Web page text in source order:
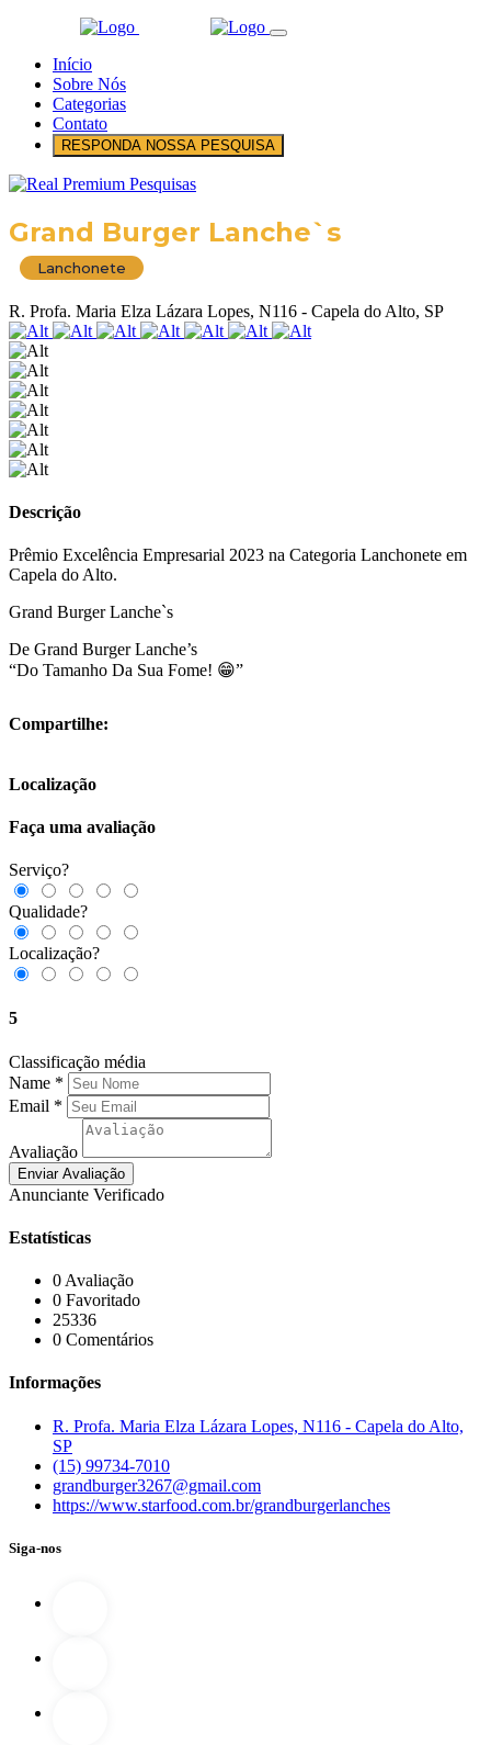
Início
Sobre Nós
Categorias
Contato
RESPONDA NOSSA PESQUISA
Grand Burger Lanche`s
Lanchonete
R. Profa. Maria Elza Lázara Lopes, N116 - Capela do Alto, SP
Descrição
Prêmio Excelência Empresarial 2023 na Categoria Lanchonete em
Capela do Alto.
Grand Burger Lanche`s
De Grand Burger Lanche’s
“Do Tamanho Da Sua Fome! 😁”
Compartilhe:
Localização
Faça uma avaliação
Serviço?
Qualidade?
Localização?
5
Classificação média
Name *
Email *
Avaliação
Anunciante Verificado
Estatísticas
0 Avaliação
0 Favoritado
25336
0 Comentários
Informações
R. Profa. Maria Elza Lázara Lopes, N116 - Capela do Alto,
SP
(15) 99734-7010
grandburger3267@gmail.com
https://www.starfood.com.br/grandburgerlanches
Siga-nos